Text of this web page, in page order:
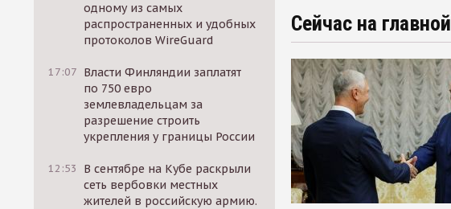
одному из самых
распространенных и удобных
протоколов WireGuard
17:07 Власти Финляндии заплатят
по 750 евро
землевладельцам за
разрешение строить
укрепления у границы России
12:53
В сентябре на Кубе раскрыли
сеть вербовки местных
жителей в российскую армию.
Сейчас на главной